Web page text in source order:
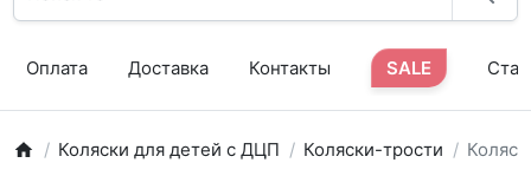
Оплата Доставка Контакты SALE
Коляски для детей с ДЦП Коляски-трости